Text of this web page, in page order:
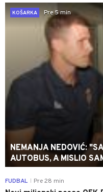
KOŠARKA
Pre 5 min
NEMANJA NEDOVIĆ:
AUTOBUS, A MISLIO
FUDBAL Pre 28 min